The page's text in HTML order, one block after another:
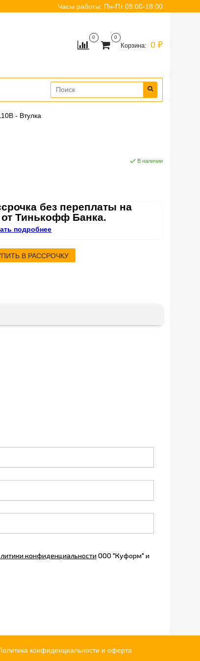
Часы работы: Пн-Пт 09:00-18:00
0 0
Корзина: 0 ₽
- Втулка
В наличии
без переплаты на
Тинькофф Банка.
подробнее
В РАССРОЧКУ
конфиденциальностиООО "Куформ" и
конфиденциальности и оферта